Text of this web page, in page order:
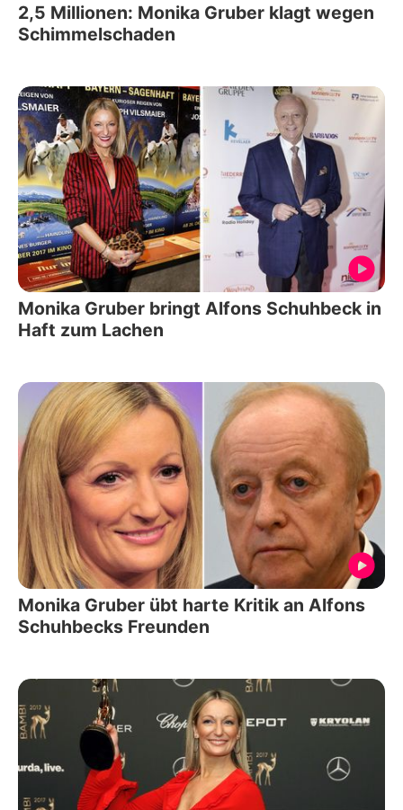
2,5 Millionen: Monika Gruber klagt wegen
Schimmelschaden
Monika Gruber bringt Alfons Schuhbeck in
Haft zum Lachen
Monika Gruber übt harte Kritik an Alfons
Schuhbecks Freunden